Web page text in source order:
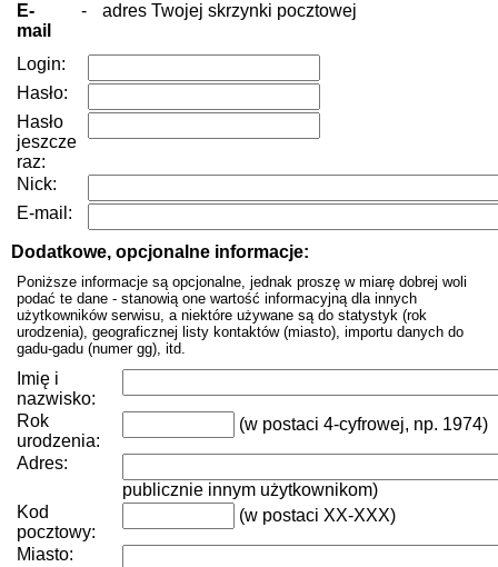
E-
mail
- adres Twojej skrzynki pocztowej
Login:
Hasło:
Hasło
jeszcze
raz:
Nick:
E-mail:
Dodatkowe, opcjonalne informacje:
Poniższe informacje są opcjonalne, jednak proszę w miarę dobrej woli
podać te dane - stanowią one wartość informacyjną dla innych
użytkowników serwisu, a niektóre używane są do statystyk (rok
urodzenia), geograficznej listy kontaktów (miasto), importu danych do
gadu-gadu (numer gg), itd.
Imię i
nazwisko:
Rok
urodzenia:
(w postaci 4-cyfrowej, np. 1974)
Adres:
publicznie innym użytkownikom)
Kod
pocztowy:
(w postaci XX-XXX)
Miasto: